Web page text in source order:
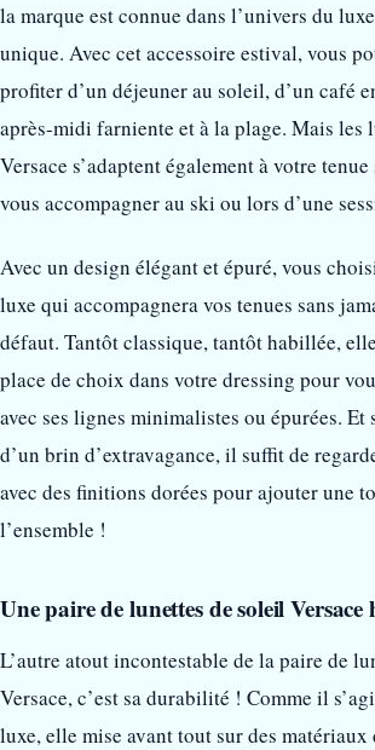
la marque est connue dans l’univers du
unique. Avec cet accessoire estival, vous
profiter d’un déjeuner au soleil, d’un café
après-midi farniente et à la plage. Mais les
Versace s’adaptent également à votre
vous accompagner au ski ou lors d’une
Avec un design élégant et épuré, vous
luxe qui accompagnera vos tenues sans
défaut. Tantôt classique, tantôt habillée,
place de choix dans votre dressing pour
avec ses lignes minimalistes ou épurées. Et
d’un brin d’extravagance, il suffit de
avec des finitions dorées pour ajouter une
l’ensemble !
Une paire de lunettes de soleil
L’autre atout incontestable de la paire de
Versace, c’est sa durabilité ! Comme il
luxe, elle mise avant tout sur des matériaux